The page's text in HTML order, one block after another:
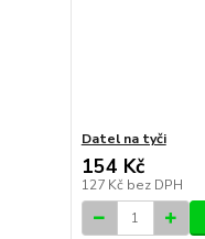
Datel na tyči
154 Kč
127 Kč bez DPH